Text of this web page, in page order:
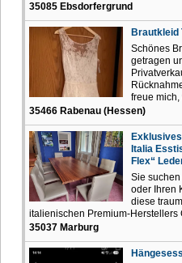
35085 Ebsdorfergrund
Brautkleid
Schönes
getragen
freue
35466 Rabenau (Hessen)
Italia
Flex“
Sie
oder Ihren
diese
italienischen Premium-Herstellers
35037 Marburg